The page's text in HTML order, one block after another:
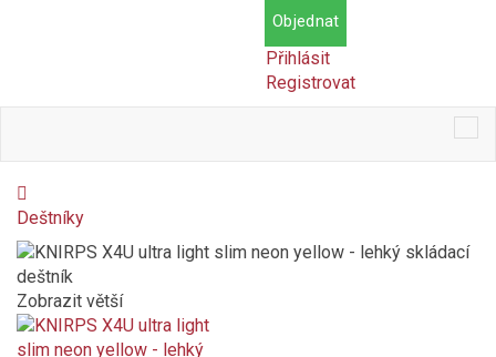
Objednat
Přihlásit
Registrovat
Deštníky
Zobrazit větší